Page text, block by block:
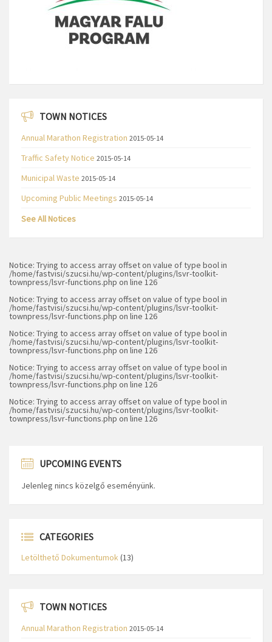
TOWN NOTICES
Annual Marathon Registration 2015-05-14
Traffic Safety Notice 2015-05-14
Municipal Waste 2015-05-14
Upcoming Public Meetings 2015-05-14
See All Notices
Notice: Trying to access array offset on value of type bool in
/home/fastvisi/szucsi.hu/wp-content/plugins/lsvr-toolkit-
townpress/lsvr-functions.php on line 126
Notice: Trying to access array offset on value of type bool in
/home/fastvisi/szucsi.hu/wp-content/plugins/lsvr-toolkit-
townpress/lsvr-functions.php on line 126
Notice: Trying to access array offset on value of type bool in
/home/fastvisi/szucsi.hu/wp-content/plugins/lsvr-toolkit-
townpress/lsvr-functions.php on line 126
Notice: Trying to access array offset on value of type bool in
/home/fastvisi/szucsi.hu/wp-content/plugins/lsvr-toolkit-
townpress/lsvr-functions.php on line 126
Notice: Trying to access array offset on value of type bool in
/home/fastvisi/szucsi.hu/wp-content/plugins/lsvr-toolkit-
townpress/lsvr-functions.php on line 126
UPCOMING EVENTS
Jelenleg nincs közelgő eseményünk.
CATEGORIES
Letölthető Dokumentumok(13)
TOWN NOTICES
Annual Marathon Registration 2015-05-14